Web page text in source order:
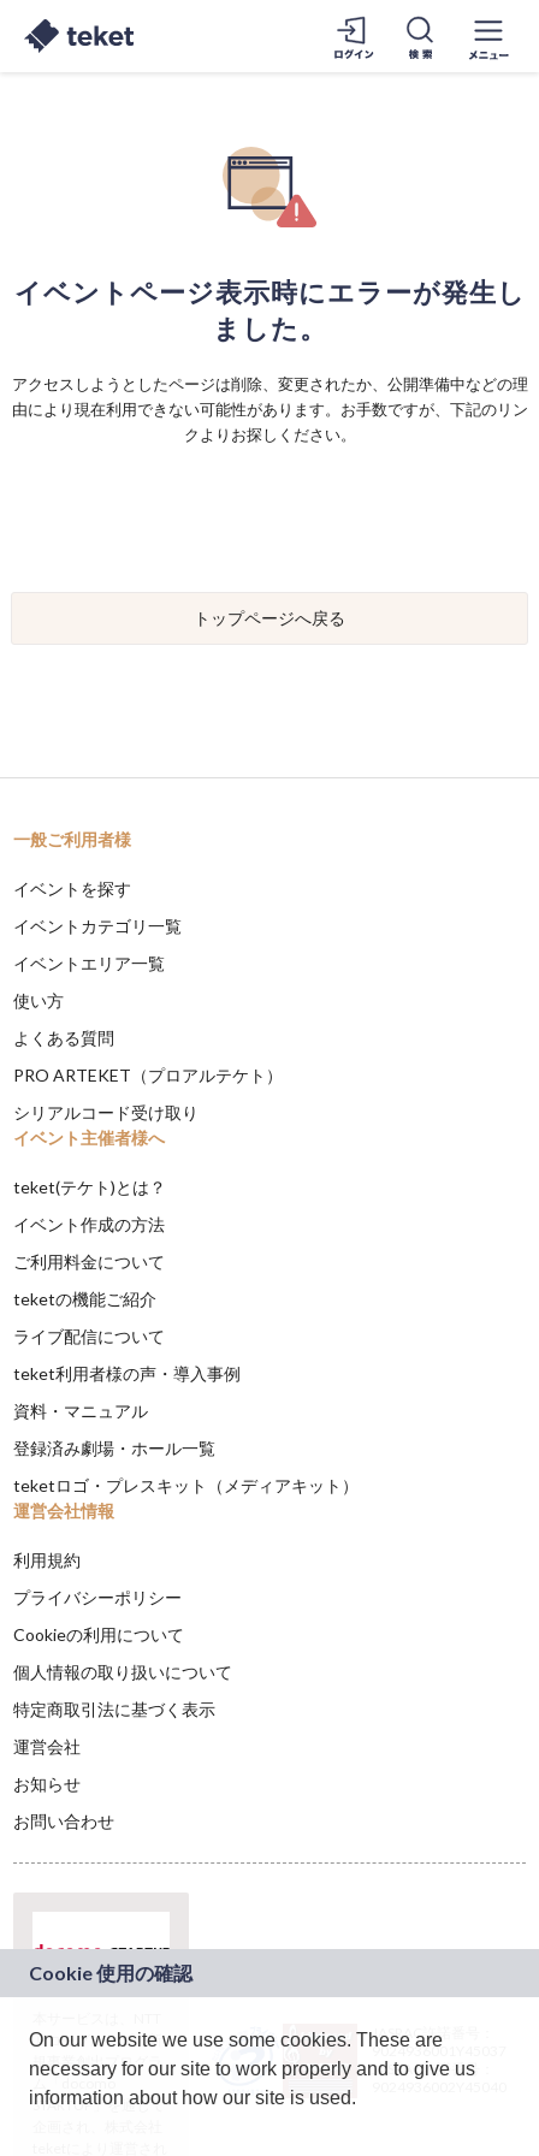
イベントページ表示時にエラーが発生し
ました。
アクセスしようとしたページは削除、変更されたか、公開準備中などの理
由により現在利用できない可能性があります。お手数ですが、下記のリン
クよりお探しください。
トップページへ戻る
一般ご利用者様
イベントを探す
イベントカテゴリ一覧
イベントエリア一覧
使い方
よくある質問
PRO ARTEKET（プロアルテケト）
シリアルコード受け取り
イベント主催者様へ
teket(テケト)とは？
イベント作成の方法
ご利用料金について
teketの機能ご紹介
ライブ配信について
teket利用者様の声・導入事例
資料・マニュアル
登録済み劇場・ホール一覧
teketロゴ・プレスキット（メディアキット）
運営会社情報
利用規約
プライバシーポリシー
Cookieの利用について
個人情報の取り扱いについて
特定商取引法に基づく表示
運営会社
お知らせ
お問い合わせ
ドコモグループの新
規事業創出プログラ
ム「docomo
STARTUP」を通じて
JASRAC許諾番号：
9024936001Y45037
JASRAC許諾番号：
On our website we use some cookies. These are
necessary for our site to work properly and to give us
information about how our site is used.